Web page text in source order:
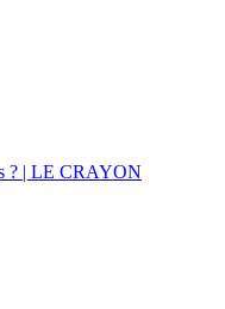
? | LE CRAYON